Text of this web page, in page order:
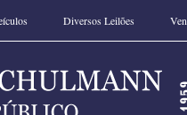
Diversos Leilões